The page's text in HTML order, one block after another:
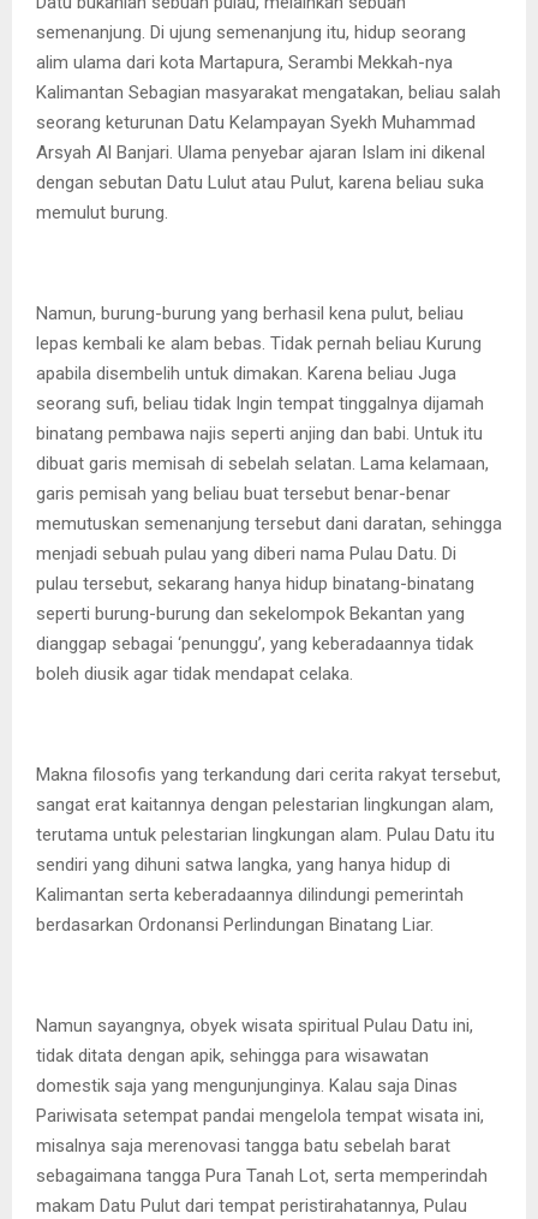
semenanjung. Di ujung semenanjung itu, hidup seorang
alim ulama dari kota Martapura, Serambi Mekkah-nya
Kalimantan Sebagian masyarakat mengatakan, beliau salah
seorang keturunan Datu Kelampayan Syekh Muhammad
Arsyah Al Banjari. Ulama penyebar ajaran Islam ini dikenal
dengan sebutan Datu Lulut atau Pulut, karena beliau suka
memulut burung.
Namun, burung-burung yang berhasil kena pulut, beliau
lepas kembali ke alam bebas. Tidak pernah beliau Kurung
apabila disembelih untuk dimakan. Karena beliau Juga
seorang sufi, beliau tidak Ingin tempat tinggalnya dijamah
binatang pembawa najis seperti anjing dan babi. Untuk itu
dibuat garis memisah di sebelah selatan. Lama kelamaan,
garis pemisah yang beliau buat tersebut benar-benar
memutuskan semenanjung tersebut dani daratan, sehingga
menjadi sebuah pulau yang diberi nama Pulau Datu. Di
pulau tersebut, sekarang hanya hidup binatang-binatang
seperti burung-burung dan sekelompok Bekantan yang
dianggap sebagai ‘penunggu’, yang keberadaannya tidak
boleh diusik agar tidak mendapat celaka.
Makna filosofis yang terkandung dari cerita rakyat tersebut,
sangat erat kaitannya dengan pelestarian lingkungan alam,
terutama untuk pelestarian lingkungan alam. Pulau Datu itu
sendiri yang dihuni satwa langka, yang hanya hidup di
Kalimantan serta keberadaannya dilindungi pemerintah
berdasarkan Ordonansi Perlindungan Binatang Liar.
Namun sayangnya, obyek wisata spiritual Pulau Datu ini,
tidak ditata dengan apik, sehingga para wisawatan
domestik saja yang mengunjunginya. Kalau saja Dinas
Pariwisata setempat pandai mengelola tempat wisata ini,
misalnya saja merenovasi tangga batu sebelah barat
sebagaimana tangga Pura Tanah Lot, serta memperindah
makam Datu Pulut dari tempat peristirahatannya, Pulau